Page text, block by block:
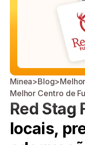
Minea>Blog>
Melhor Centro de
Red Stag
locais,